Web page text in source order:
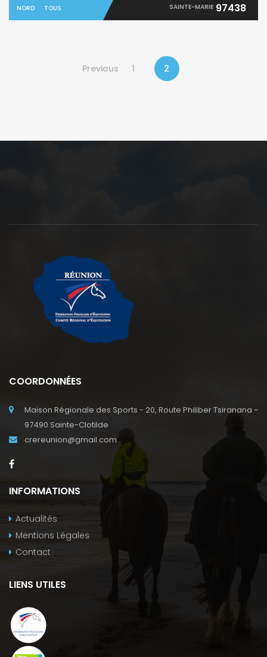
NORD TOUS SAINTE-MARIE 97438
Previous 1 2
COORDONNÉES
Maison Régionale des Sports - 20, Route Philiber Tsiranana -
97490 Sainte-Clotilde
crereunion@gmail.com
INFORMATIONS
Actualités
Mentions Légales
Contact
LIENS UTILES